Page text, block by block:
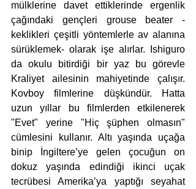
mülklerine davet ettiklerinde ergenlik
çağındaki gençleri grouse beater -
keklikleri çeşitli yöntemlerle av alanına
sürüklemek- olarak işe alırlar. Ishiguro
da okulu bitirdiği bir yaz bu görevle
Kraliyet ailesinin mahiyetinde çalışır.
Kovboy filmlerine düşkündür. Hatta
uzun yıllar bu filmlerden etkilenerek
"Evet" yerine "Hiç şüphen olmasın"
cümlesini kullanır. Altı yaşında uçağa
binip İngiltere’ye gelen çocuğun on
dokuz yaşında edindiği ikinci uçak
tecrübesi Amerika’ya yaptığı seyahat